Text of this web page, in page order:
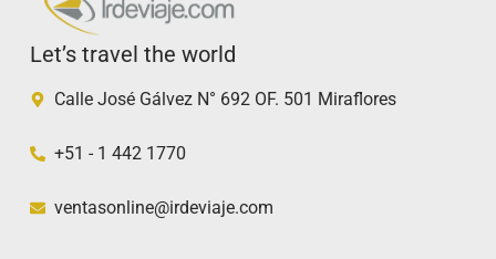
Let’s travel the world
Calle José Gálvez N° 692 OF. 501 Miraflores
+51 - 1 442 1770
ventasonline@irdeviaje.com